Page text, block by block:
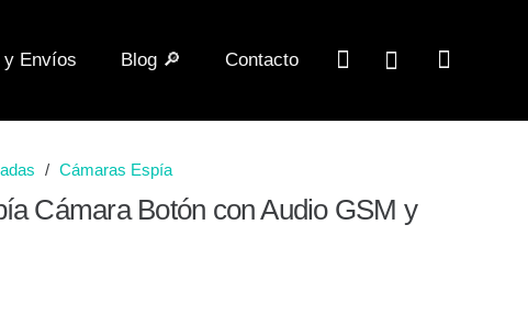
y Envíos Blog 🔎 Contacto
/ Cámaras Espía
Cámara Botón con Audio GSM y